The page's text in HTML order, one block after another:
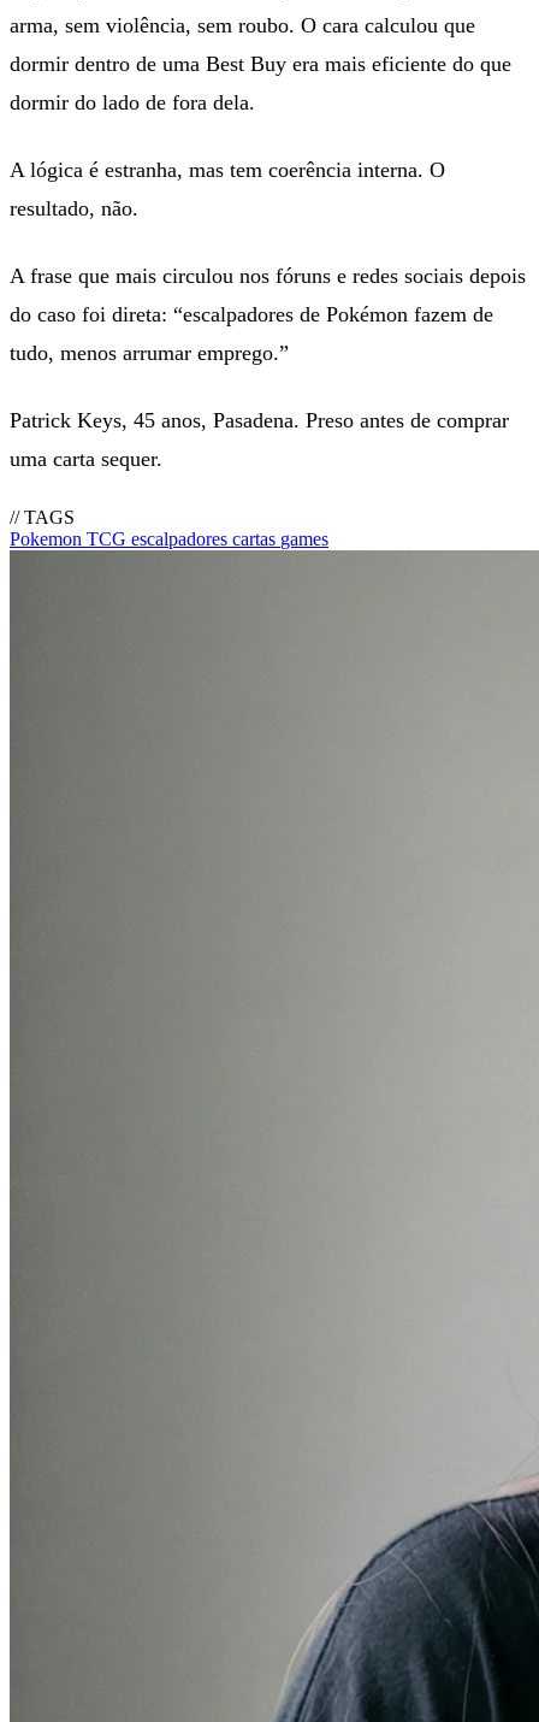
arma, sem violência, sem roubo. O cara calculou que
dormir dentro de uma Best Buy era mais eficiente do que
dormir do lado de fora dela.
A lógica é estranha, mas tem coerência interna. O
resultado, não.
A frase que mais circulou nos fóruns e redes sociais depois
do caso foi direta: “escalpadores de Pokémon fazem de
tudo, menos arrumar emprego.”
Patrick Keys, 45 anos, Pasadena. Preso antes de comprar
uma carta sequer.
// TAGS
Pokemon TCG escalpadores cartas games